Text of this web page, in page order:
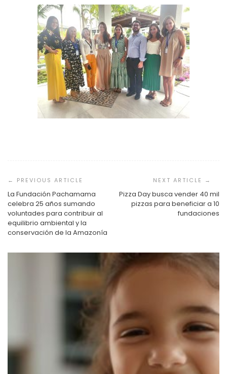
de
entradas
La Fundación Pachamama
celebra 25 años sumando
voluntades para contribuir al
equilibrio ambiental y la
conservación de la Amazonía
Pizza Day busca vender 40 mil
pizzas para beneficiar a 10
fundaciones